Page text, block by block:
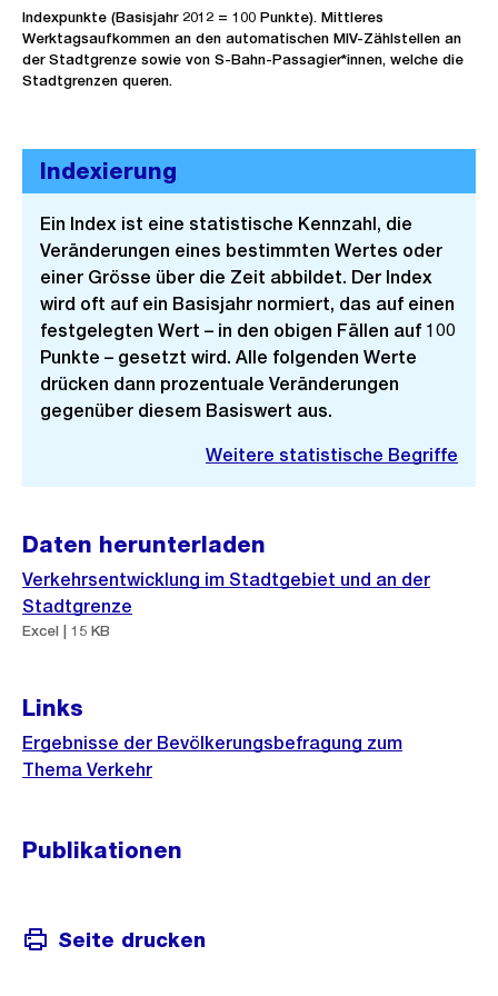
Indexpunkte (Basisjahr 2012 = 100 Punkte). Mittleres
Werktagsaufkommen an den automatischen MIV-Zählstellen an
der Stadtgrenze sowie von S-Bahn-Passagier*innen, welche die
Stadtgrenzen queren.
Indexierung
Ein Index ist eine statistische Kennzahl, die
Veränderungen eines bestimmten Wertes oder
einer Grösse über die Zeit abbildet. Der Index
wird oft auf ein Basisjahr normiert, das auf einen
festgelegten Wert – in den obigen Fällen auf 100
Punkte – gesetzt wird. Alle folgenden Werte
drücken dann prozentuale Veränderungen
gegenüber diesem Basiswert aus.
Weitere statistische Begriffe
Daten herunterladen
Verkehrsentwicklung im Stadtgebiet und an der
Stadtgrenze
Excel | 15 KB
Links
Ergebnisse der Bevölkerungsbefragung zum
Thema Verkehr
Publikationen
Seite drucken